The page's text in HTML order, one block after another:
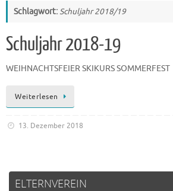
Schlagwort:Schuljahr 2018/19
Schuljahr 2018-19
WEIHNACHTSFEIER SKIKURS SOMMERFEST
Weiterlesen
13. Dezember 2018
ELTERNVEREIN